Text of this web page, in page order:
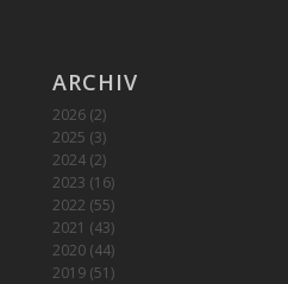
ARCHIV
2026(2)
2025 (3)
2024(2)
2023 (16)
2022 (55)
2021 (43)
2020(44)
2019(51)